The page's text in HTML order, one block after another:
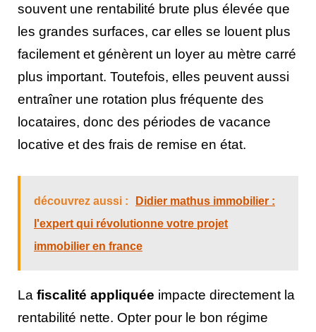
souvent une rentabilité brute plus élevée que
les grandes surfaces, car elles se louent plus
facilement et génèrent un loyer au mètre carré
plus important. Toutefois, elles peuvent aussi
entraîner une rotation plus fréquente des
locataires, donc des périodes de vacance
locative et des frais de remise en état.
découvrez aussi :
Didier mathus immobilier :
l'expert qui révolutionne votre projet
immobilier en france
La fiscalité appliquée impacte directement la
rentabilité nette. Opter pour le bon régime